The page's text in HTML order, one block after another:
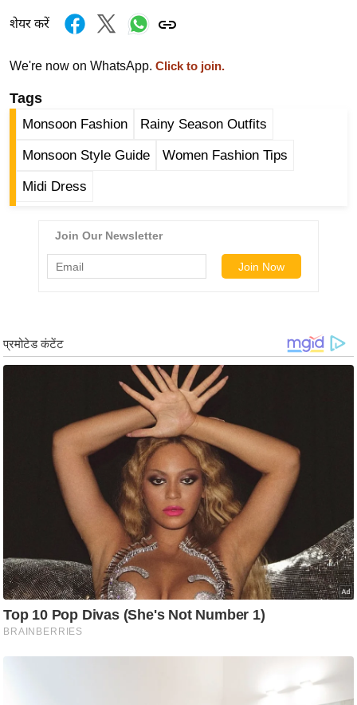
फि
ल्म
मी
क्षा
n
g
ल
टे
क्नॉ
लॉ
जी
शेयर करें
We're now on WhatsApp. Click to join.
Tags
Monsoon Fashion Rainy Season Outfits
Monsoon Style Guide Women Fashion Tips
Midi Dress